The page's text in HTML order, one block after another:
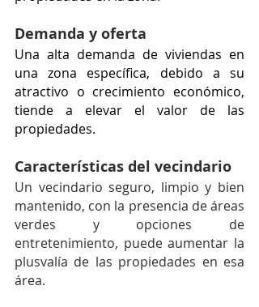
Demanda y oferta
Una alta demanda de viviendas en
una zona específica, debido a su
atractivo o crecimiento económico,
tiende a elevar el valor de las
propiedades.
Características del vecindario
Un vecindario seguro, limpio y bien
mantenido, con la presencia de áreas
verdes y opciones de
entretenimiento, puede aumentar la
plusvalía de las propiedades en esa
área.